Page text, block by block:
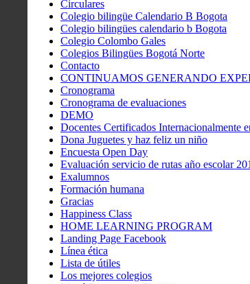
Circulares
Colegio bilingüe Calendario B Bogota
Colegio bilingües calendario b Bogota
Colegio Colombo Gales
Colegios Bilingües Bogotá Norte
Contacto
CONTINUAMOS GENERANDO
Cronograma
Cronograma de evaluaciones
DEMO
Docentes Certificados Internacionalmente
Dona Juguetes y haz feliz un niño
Encuesta Open Day
Evaluación servicio de rutas año escolar
Exalumnos
Formación humana
Gracias
Happiness Class
HOME LEARNING PROGRAM
Landing Page Facebook
Línea ética
Lista de útiles
Los mejores colegios